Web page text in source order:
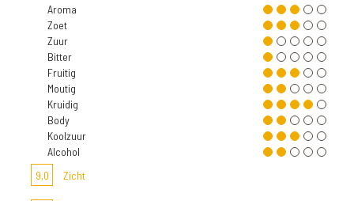
Aroma
Zoet
Zuur
Bitter
Fruitig
Moutig
Kruidig
Body
Koolzuur
Alcohol
9,0
Zicht